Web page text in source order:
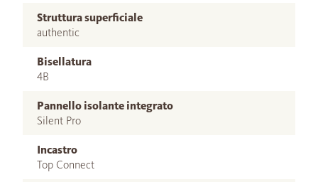
Struttura superficiale
authentic
Bisellatura
4B
Pannello isolante integrato
Silent Pro
Incastro
Top Connect